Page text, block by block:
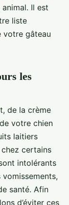
Il est
liste
votre gâteau
les
de la crème
votre chien
laitiers
certains
intolérants
santé. Afin
d’éviter ces